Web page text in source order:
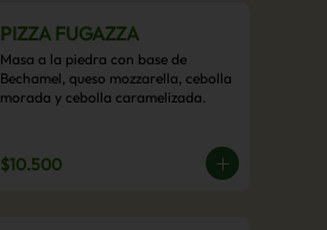
PIZZA FUGAZZA
Masa a la piedra con base de
Bechamel, queso mozzarella, cebolla
morada y cebolla caramelizada.
$10.500